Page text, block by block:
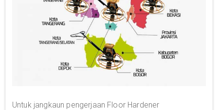
Untuk jangkaun pengerjaan Floor Hardener